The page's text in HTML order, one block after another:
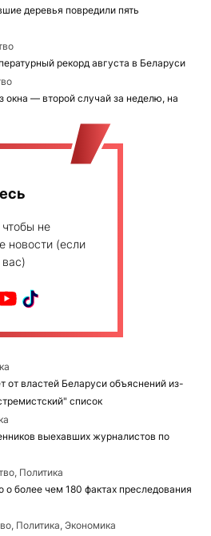
деревья повредили пять
рекорд августа в Беларуси
окна — второй случай за неделю, на
чтобы не
новости (если
от властей Беларуси объяснений из-
список
выехавших журналистов по
Политика
о более чем 180 фактах преследования
Политика, Экономика